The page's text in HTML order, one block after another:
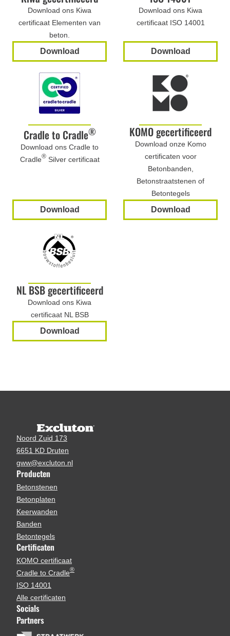
Download ons Kiwa
certificaat Elementen van
beton.
Download
Download ons Kiwa
certificaat ISO 14001
Download
Cradle to Cradle®
Download ons Cradle to
Cradle®Silver certificaat
Download
KOMO gecertificeerd
Download onze Komo
certificaten voor
Betonbanden,
Betonstraatstenen of
Betontegels
Download
NL BSB gecertificeerd
Download ons Kiwa
certificaat NL BSB
Download
Noord Zuid 173
6651 KD Druten
gww@excluton.nl
Producten
Betonstenen
Betonplaten
Keerwanden
Banden
Betontegels
Certificaten
KOMO certificaat
Cradle to Cradle®
ISO 14001
Alle certificaten
Socials
Partners